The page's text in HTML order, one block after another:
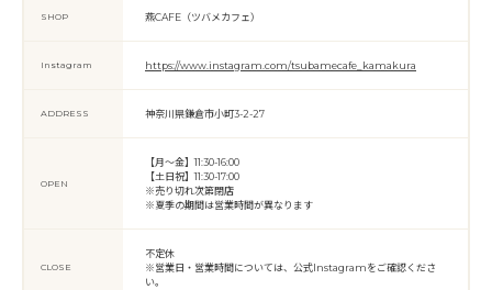
SHOP 燕CAFE（ツバメカフェ）
Instagram https://www.instagram.com/tsubamecafe_kamakura
ADDRESS 神奈川県鎌倉市小町3-2-27
OPEN
【月〜金】11:30-16:00
【土日祝】11:30-17:00
※売り切れ次第閉店
※夏季の期間は営業時間が異なります
CLOSE
不定休
※営業日・営業時間については、公式Instagramをご確認くださ
い。